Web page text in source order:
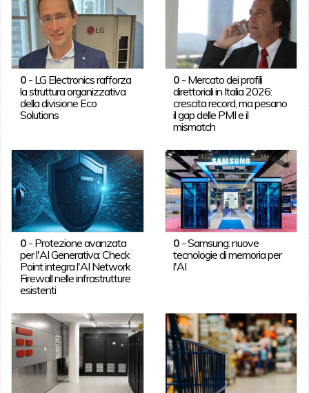
0- LG Electronics rafforza
la struttura organizzativa
della divisione Eco
Solutions
0 - Mercato dei profili
direttoriali in Italia 2026:
crescita record, ma pesano
il gap delle PMI e il
mismatch
0- Protezione avanzata
per l'AI Generativa: Check
Point integra l'AI Network
Firewall nelle infrastrutture
esistenti
0 -Samsung: nuove
tecnologie di memoria per
l'AI